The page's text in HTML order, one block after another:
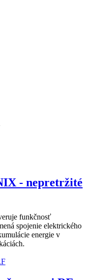
- nepretržité
funkčnosť
spojenie elektrického
energie v